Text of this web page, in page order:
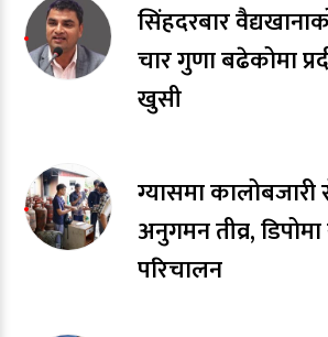
सिंहदरबार
चार गुणा बढेकोमा
खुसी
ग्यासमा कालोबजारी
अनुगमन तीव्र, डिपोमा
परिचालन